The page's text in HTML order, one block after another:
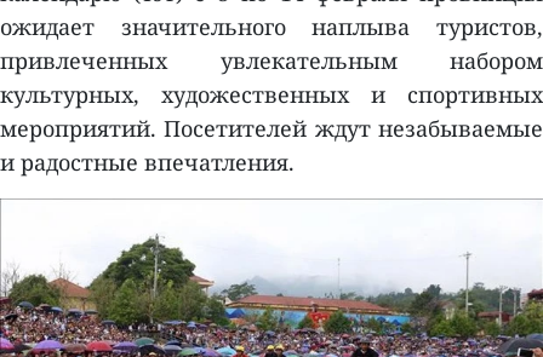
ожидает значительного наплыва туристов,
привлеченных увлекательным набором
культурных, художественных и спортивных
мероприятий. Посетителей ждут незабываемые
и радостные впечатления.